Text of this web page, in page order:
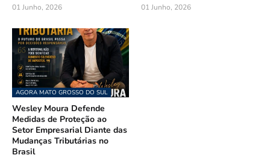
01 Junho, 2026 01 Junho, 2026
AGORA MATO GROSSO DO SUL
Wesley Moura Defende
Medidas de Proteção ao
Setor Empresarial Diante das
Mudanças Tributárias no
Brasil